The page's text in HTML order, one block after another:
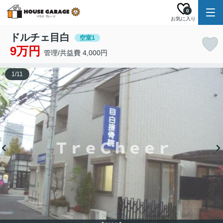
お気に入り
0
ドルチェ目白 空室1
9万円 管理/共益費 4,000円
1/11